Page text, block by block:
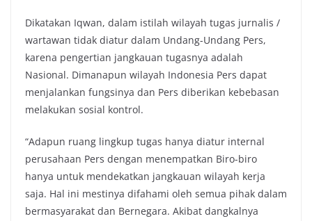
Dikatakan Iqwan, dalam istilah wilayah tugas jurnalis /
wartawan tidak diatur dalam Undang-Undang Pers,
karena pengertian jangkauan tugasnya adalah
Nasional. Dimanapun wilayah Indonesia Pers dapat
menjalankan fungsinya dan Pers diberikan kebebasan
melakukan sosial kontrol.
“Adapun ruang lingkup tugas hanya diatur internal
perusahaan Pers dengan menempatkan Biro-biro
hanya untuk mendekatkan jangkauan wilayah kerja
saja. Hal ini mestinya difahami oleh semua pihak dalam
bermasyarakat dan Bernegara. Akibat dangkalnya